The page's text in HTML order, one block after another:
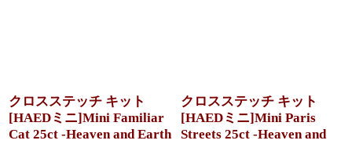
クロスステッチ キット
[HAEDミニ]Mini Familiar
Cat 25ct -Heaven and Earth
クロスステッチ キット
[HAEDミニ]Mini Paris
Streets 25ct -Heaven and